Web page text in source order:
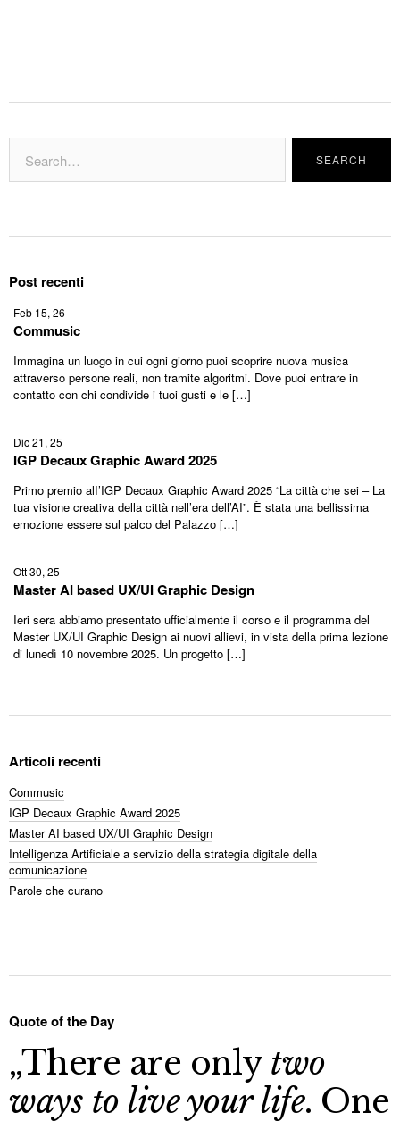
Post recenti
Feb 15, 26
Commusic
Immagina un luogo in cui ogni giorno puoi scoprire nuova musica
attraverso persone reali, non tramite algoritmi. Dove puoi entrare in
contatto con chi condivide i tuoi gusti e le […]
Dic 21, 25
IGP Decaux Graphic Award 2025
Primo premio alI’IGP Decaux Graphic Award 2025 “La città che sei – La
tua visione creativa della città nell’era dell’AI”. È stata una bellissima
emozione essere sul palco del Palazzo […]
Ott 30, 25
Master AI based UX/UI Graphic Design
Ieri sera abbiamo presentato ufficialmente il corso e il programma del
Master UX/UI Graphic Design ai nuovi allievi, in vista della prima lezione
di lunedì 10 novembre 2025. Un progetto […]
Articoli recenti
Commusic
IGP Decaux Graphic Award 2025
Master AI based UX/UI Graphic Design
Intelligenza Artificiale a servizio della strategia digitale della
comunicazione
Parole che curano
Quote of the Day
„There are only two
ways to live your life. One